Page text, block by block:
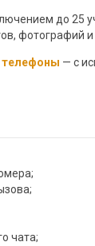
до 25
фотографий и
телефоны — с
чата;